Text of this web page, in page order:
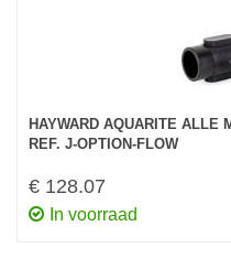
HAYWARD AQUARITE ALLE
REF. J-OPTION-FLOW
€ 128.07
In voorraad